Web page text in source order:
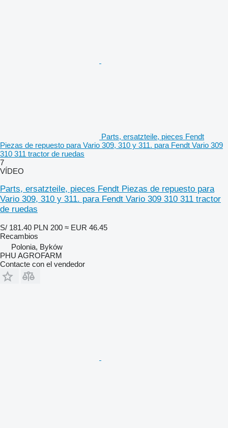
Parts, ersatzteile, pieces Fendt
Piezas de repuesto para Vario 309, 310 y 311. para Fendt Vario 309
310 311 tractor de ruedas
7
VÍDEO
Parts, ersatzteile, pieces Fendt Piezas de repuesto para
Vario 309, 310 y 311. para Fendt Vario 309 310 311 tractor
de ruedas
S/ 181.40 PLN 200 ≈ EUR 46.45
Recambios
Polonia, Byków
PHU AGROFARM
Contacte con el vendedor